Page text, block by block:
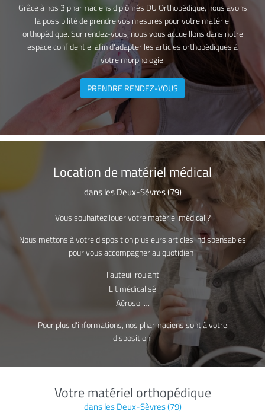
pharmacie
promotions
Une
05 49 76 28
Restez
INSCRIPTION
Grâce à nos 3 pharmaciens diplômés DU Orthopédique, nous avons
la possibilité de prendre vos mesures pour votre matériel
orthopédique. Sur rendez-vous, nous vous accueillons dans notre
espace confidentiel afin d'adapter les articles orthopédiques à
votre morphologie.
PRENDRE RENDEZ-VOUS
Location de matériel médical
dans les Deux-Sèvres (79)
Vous souhaitez louer votre matériel médical ?
Nous mettons à votre disposition plusieurs articles indispensables
pour vous accompagner au quotidien :
Fauteuil roulant
Lit médicalisé
Aérosol …
Pour plus d'informations, nos pharmaciens sont à votre
disposition.
Votre matériel orthopédique
dans les Deux-Sèvres (79)